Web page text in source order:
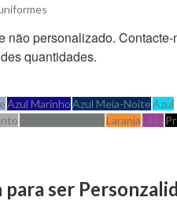
não personalizado.
quantidades.
Azul MarinhoAzul Meia-NoiteAzul
Laranja Lilás
ser